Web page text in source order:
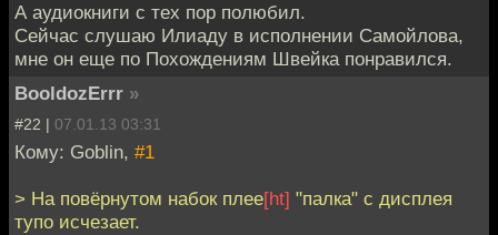
А аудиокниги с тех пор полюбил.
Сейчас слушаю Илиаду в исполнении Самойлова,
мне он еще по Похождениям Швейка понравился.
BooldozErrr »
#22 | 07.01.13 03:31
Кому: Goblin, #1
> На повёрнутом набок плее[ht] "палка" с дисплея
тупо исчезает.